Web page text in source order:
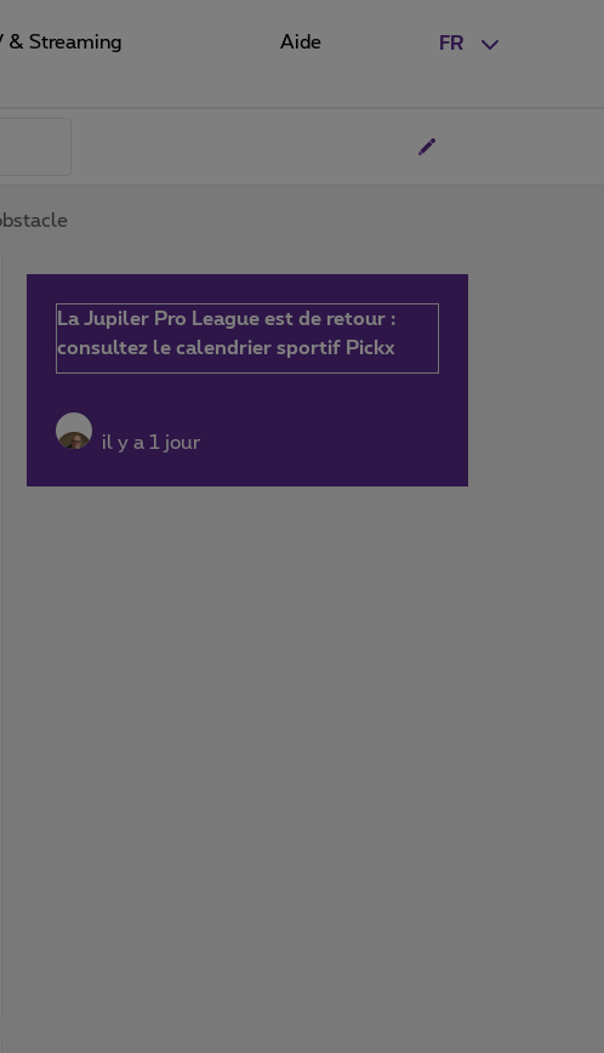
FR
& Streaming Aide
La Jupiler Pro League est de retour :
consultez le calendrier sportif Pickx
il y a 1 jour